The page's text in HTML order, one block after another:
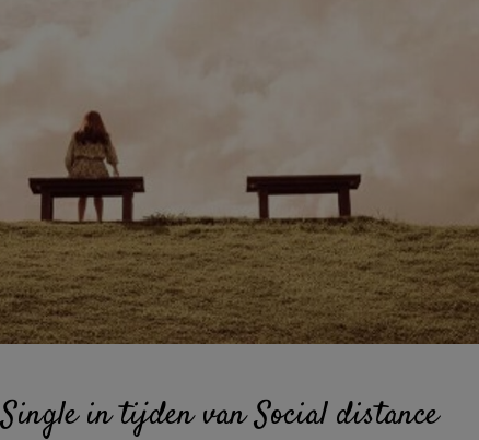
Single in tijden van Social distance